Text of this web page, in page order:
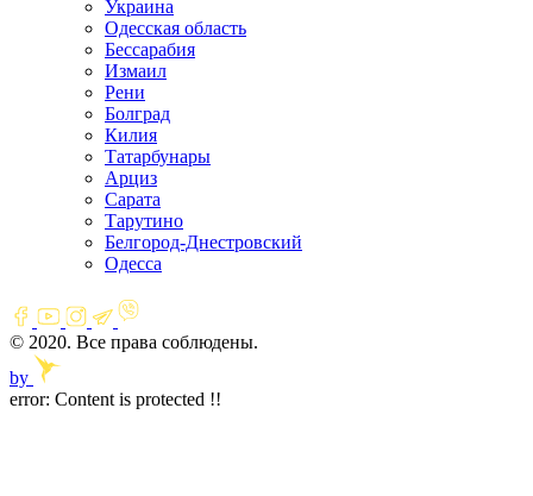
Украина
Одесская область
Бессарабия
Измаил
Рени
Болград
Килия
Татарбунары
Арциз
Сарата
Тарутино
Белгород-Днестровский
Одесса
© 2020. Все права соблюдены.
by
error: Content is protected !!